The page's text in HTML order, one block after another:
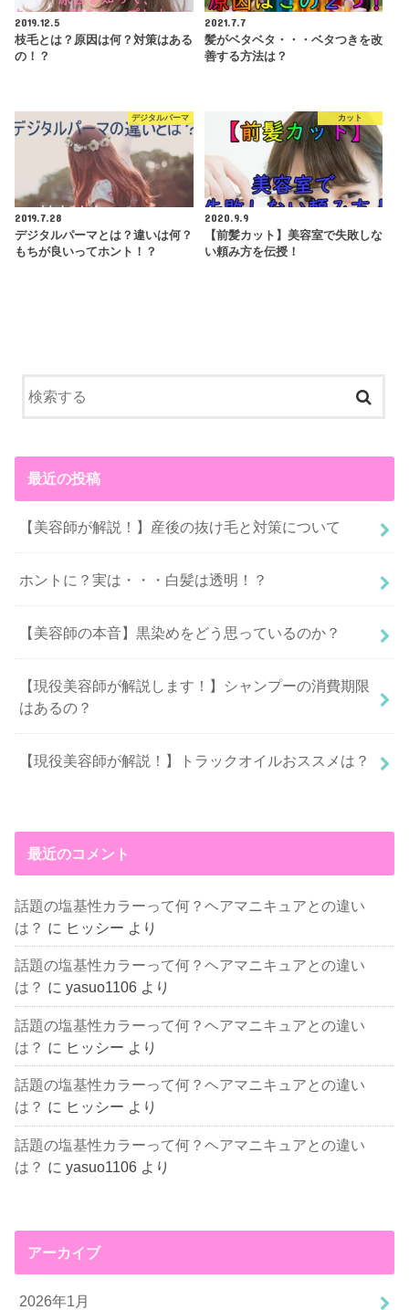
2019.12.5
枝毛とは？原因は何？対策はある
の！？
2021.7.7
髪がベタベタ・・・ベタつきを改
善する方法は？
デジタルパーマ
2019.7.28
デジタルパーマとは？違いは何？
もちが良いってホント！？
カット
2020.9.9
【前髪カット】美容室で失敗しな
い頼み方を伝授！
最近の投稿
【美容師が解説！】産後の抜け毛と対策について
ホントに？実は・・・白髪は透明！？
【美容師の本音】黒染めをどう思っているのか？
【現役美容師が解説します！】シャンプーの消費期限
はあるの？
【現役美容師が解説！】トラックオイルおススメは？
最近のコメント
話題の塩基性カラーって何？ヘアマニキュアとの違い
は？ に ヒッシー より
話題の塩基性カラーって何？ヘアマニキュアとの違い
は？ にyasuo1106 より
話題の塩基性カラーって何？ヘアマニキュアとの違い
は？ に ヒッシー より
話題の塩基性カラーって何？ヘアマニキュアとの違い
は？ に ヒッシー より
話題の塩基性カラーって何？ヘアマニキュアとの違い
は？ にyasuo1106 より
アーカイブ
2026年1月